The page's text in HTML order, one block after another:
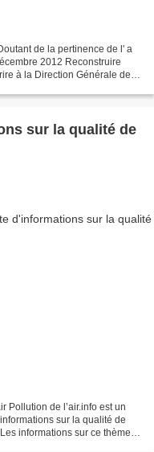
de la pertinence de l' a
2012 Reconstruire
à la Direction Générale de
sur la qualité de
Pollution de l’air.info est un
sur la qualité de
informations sur ce thème